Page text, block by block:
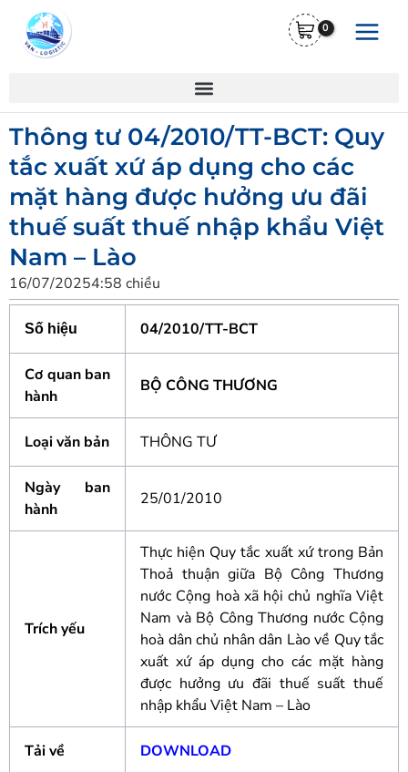
Thông tư 04/2010/TT-BCT: Quy
tắc xuất xứ áp dụng cho các
mặt hàng được hưởng ưu đãi
thuế suất thuế nhập khẩu Việt
Nam – Lào
16/07/20254:58 chiều
Số hiệu 04/2010/TT-BCT
Cơ quan ban
hành
BỘ CÔNG THƯƠNG
Loại văn bản THÔNG TƯ
Ngày ban
hành
25/01/2010
Trích yếu
Thực hiện Quy tắc xuất xứ trong Bản
Thoả thuận giữa Bộ Công Thương
nước Cộng hoà xã hội chủ nghĩa Việt
Nam và Bộ Công Thương nước Cộng
hoà dân chủ nhân dân Lào về Quy tắc
xuất xứ áp dụng cho các mặt hàng
được hưởng ưu đãi thuế suất thuế
nhập khẩu Việt Nam – Lào
Tải về DOWNLOAD